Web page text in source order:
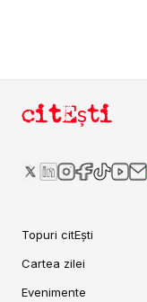
citEști
Topuri citEști
Cartea zilei
Evenimente